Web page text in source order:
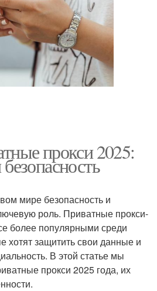
прокси 2025:
мире безопасность и
роль. Приватные прокси-
более популярными среди
хотят защитить свои данные и
В этой статье мы
прокси 2025 года, их